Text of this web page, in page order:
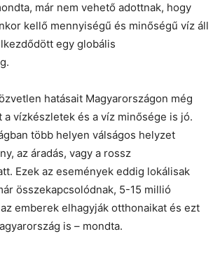
már nem vehető adottnak, hogy
kellő mennyiségű és minőségű víz áll
egy globális
hatásait Magyarországon még
vízkészletek és a víz minősége is jó.
több helyen válságos helyzet
az áradás, vagy a rossz
Ezek az események eddig lokálisak
összekapcsolódnak, 5-15 millió
emberek elhagyják otthonaikat és ezt
is – mondta.